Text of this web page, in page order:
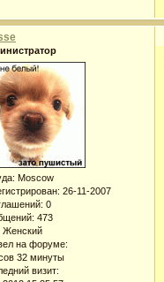
Moscow
: 26-11-2007
0
473
Женский
на форуме:
32 минуты
визит: